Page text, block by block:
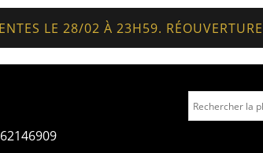
LE 28/02 À 23H59.